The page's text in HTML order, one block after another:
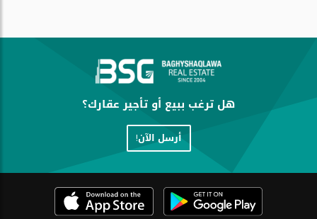
هل ترغب ببيع أو تأجير عقارك؟
أرسل الآن!